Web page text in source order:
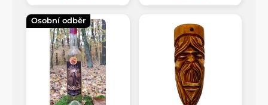
Osobní odběr